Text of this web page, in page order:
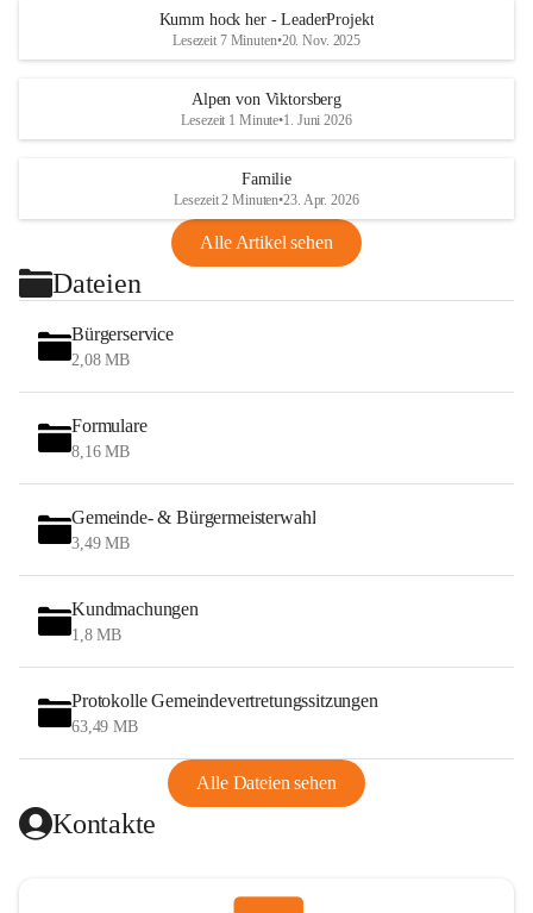
Kumm hock her - LeaderProjekt
Lesezeit 7 Minuten•20. Nov. 2025
Alpen von Viktorsberg
Lesezeit 1 Minute•1. Juni 2026
Familie
Lesezeit 2 Minuten•23. Apr. 2026
Alle Artikel sehen
Dateien
Bürgerservice
2,08 MB
Formulare
8,16 MB
Gemeinde- & Bürgermeisterwahl
3,49 MB
Kundmachungen
1,8 MB
Protokolle Gemeindevertretungssitzungen
63,49 MB
Alle Dateien sehen
Kontakte